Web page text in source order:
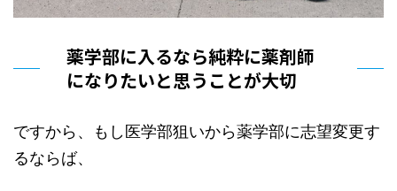
薬学部に入るなら純粋に薬剤師
になりたいと思うことが大切
ですから、もし医学部狙いから薬学部に志望変更す
るならば、